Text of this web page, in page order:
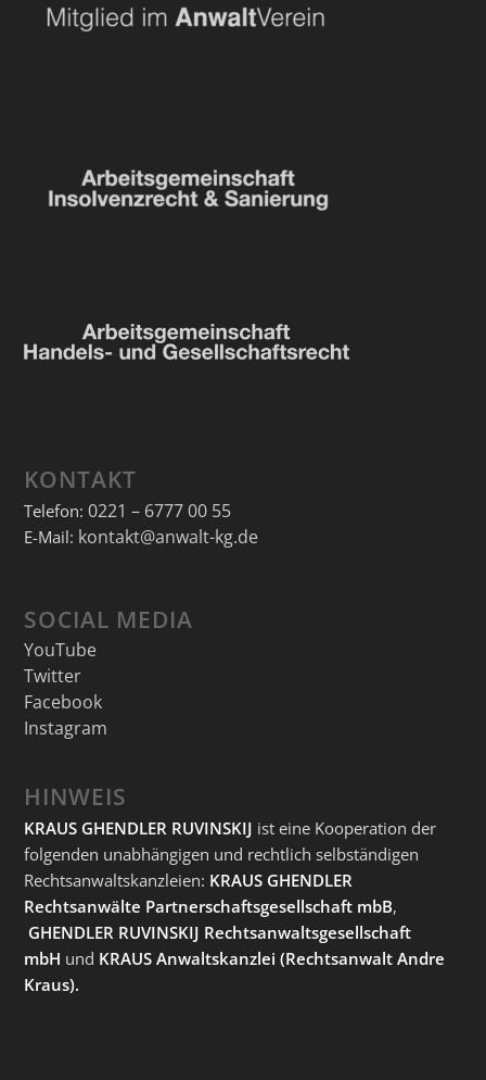
KONTAKT
Telefon: 0221 – 6777 00 55
E-Mail: kontakt@anwalt-kg.de
SOCIAL MEDIA
YouTube
Twitter
Facebook
Instagram
HINWEIS
KRAUS GHENDLER RUVINSKIJ ist eine Kooperation der
folgenden unabhängigen und rechtlich selbständigen
Rechtsanwaltskanzleien: KRAUS GHENDLER
Rechtsanwälte Partnerschaftsgesellschaft mbB,
GHENDLER RUVINSKIJ Rechtsanwaltsgesellschaft
mbH und KRAUS Anwaltskanzlei (Rechtsanwalt Andre
Kraus).